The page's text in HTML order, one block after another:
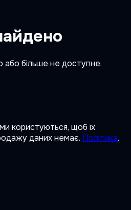
більше не доступне.
користуються, щоб їх
даних немає. Політика.